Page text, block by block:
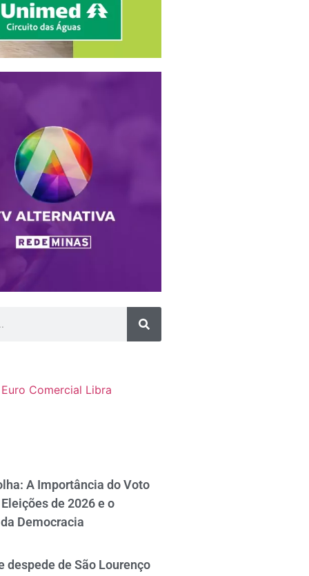
Euro Comercial Libra
A Importância do Voto
de 2026 e o
Democracia
despede de São Lourenço